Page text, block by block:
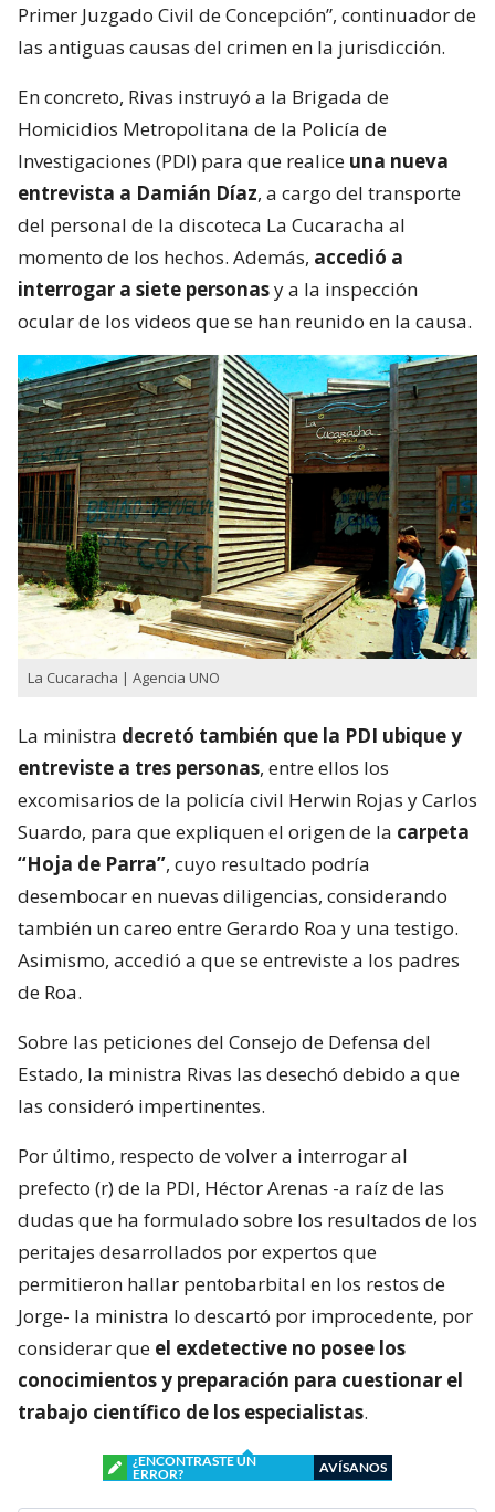
Primer Juzgado Civil de Concepción”, continuador de
las antiguas causas del crimen en la jurisdicción.
En concreto, Rivas instruyó a la Brigada de
Homicidios Metropolitana de la Policía de
Investigaciones (PDI) para que realice una nueva
entrevista a Damián Díaz, a cargo del transporte
del personal de la discoteca La Cucaracha al
momento de los hechos. Además, accedió a
interrogar a siete personasy a la inspección
ocular de los videos que se han reunido en la causa.
La Cucaracha | Agencia UNO
La ministra decretó también que la PDI ubique y
entreviste a tres personas, entre ellos los
excomisarios de la policía civil Herwin Rojas y Carlos
Suardo, para que expliquen el origen de la carpeta
“Hoja de Parra”, cuyo resultado podría
desembocar en nuevas diligencias, considerando
también un careo entre Gerardo Roa y una testigo.
Asimismo, accedió a que se entreviste a los padres
de Roa.
Sobre las peticiones del Consejo de Defensa del
Estado, la ministra Rivas las desechó debido a que
las consideró impertinentes.
Por último, respecto de volver a interrogar al
prefecto (r) de la PDI, Héctor Arenas -a raíz de las
dudas que ha formulado sobre los resultados de los
peritajes desarrollados por expertos que
permitieron hallar pentobarbital en los restos de
Jorge- la ministra lo descartó por improcedente, por
considerar que el exdetective no posee los
conocimientos y preparación para cuestionar el
trabajo científico de los especialistas.
¿ENCONTRASTE UN
ERROR?
AVÍSANOS